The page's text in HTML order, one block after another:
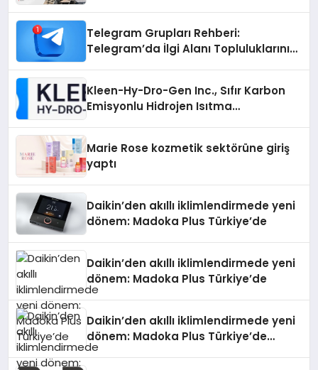
Telegram Grupları Rehberi:
Telegram’da İlgi Alanı Topluluklarını
Kleen-Hy-Dro-Gen Inc., Sıfır Karbon
Emisyonlu Hidrojen Isıtma
Marie Rose kozmetik sektörüne giriş
yaptı
Daikin’den akıllı iklimlendirmede yeni
dönem: Madoka Plus Türkiye’de
Daikin’den akıllı iklimlendirmede yeni
dönem: Madoka Plus Türkiye’de
Daikin’den akıllı iklimlendirmede yeni
dönem: Madoka Plus Türkiye’de
Daikin’in kullanıcı dostu tasarımıyla